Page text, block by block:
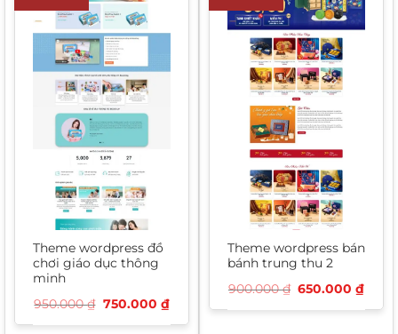
Theme wordpress đồ
chơi giáo dục thông
minh
950.000₫ Giá
gốc
750.000 ₫Giá
hiện
tại
Theme wordpress bán
bánh trung thu 2
900.000₫ Giá
gốc
650.000₫Giá
tại